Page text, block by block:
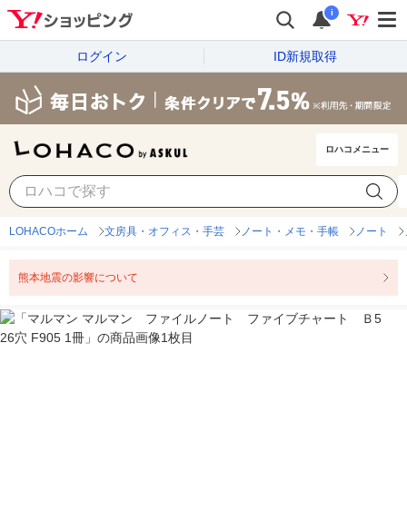
i
ログイン ID新規取得
ロハコメニュー
LOHACOホーム 文房具・オフィス・手芸 ノート・メモ・手帳 ノート
熊本地震の影響について